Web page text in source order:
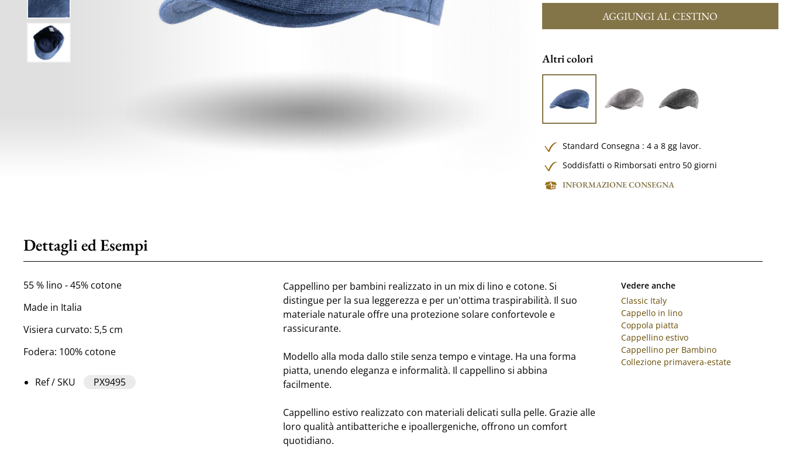
AGGIUNGI AL CESTINO
Altri colori
Standard Consegna : 4 a 8 gg lavor.
Soddisfatti o Rimborsati entro 50 giorni
INFORMAZIONE CONSEGNA
Dettagli ed Esempi
55 % lino - 45% cotone
Made in Italia
Visiera curvato: 5,5 cm
Fodera: 100% cotone
Ref / SKU PX9495
Cappellino per bambini realizzato in un mix di lino e cotone. Si
distingue per la sua leggerezza e per un'ottima traspirabilità. Il suo
materiale naturale offre una protezione solare confortevole e
rassicurante.
Modello alla moda dallo stile senza tempo e vintage. Ha una forma
piatta, unendo eleganza e informalità. Il cappellino si abbina
facilmente.
Cappellino estivo realizzato con materiali delicati sulla pelle. Grazie alle
loro qualità antibatteriche e ipoallergeniche, offrono un comfort
quotidiano.
Vedere anche
Classic Italy
Cappello in lino
Coppola piatta
Cappellino estivo
Cappellino per Bambino
Collezione primavera-estate